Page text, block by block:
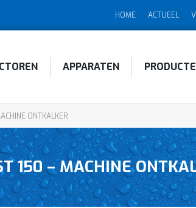
HOME ACTUEEL
APPARATEN
ONTKALKER
150 – MACHINE